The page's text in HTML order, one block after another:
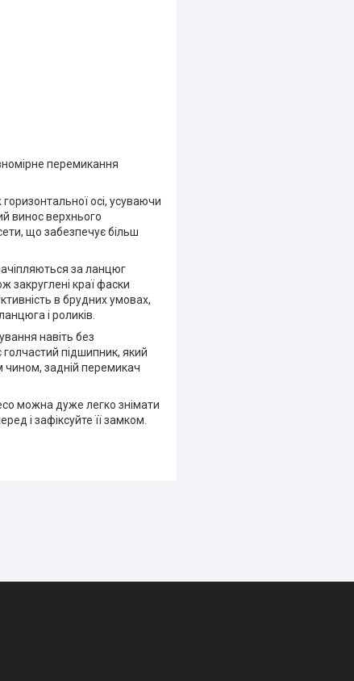
перемикання
осі, усуваючи
винос верхнього
що забезпечує більш
за ланцюг
закруглені краї фаски
в брудних умовах,
і роликів.
навіть без
підшипник, який
чином, задній перемикач
можна дуже легко знімати
і зафіксуйте її замком.